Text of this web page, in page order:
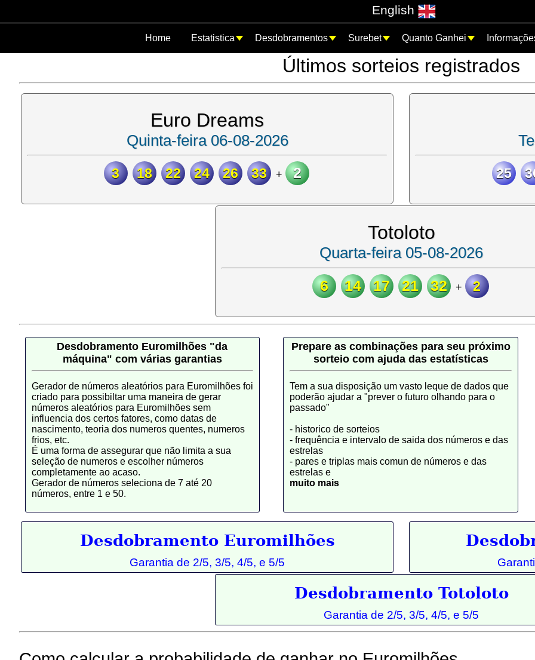
English
Home Estatistica Desdobramentos Surebet Quanto Ganhei
Últimos sorteios registrados
Euro Dreams
Quinta-feira 06-08-2026
3 18 22 24 26 33 + 2 25
Totoloto
Quarta-feira 05-08-2026
6 14 17 21 32 + 2
Desdobramento Euromilhões "da
máquina" com várias garantias
Gerador de números aleatórios para Euromilhões foi
criado para possibiltar uma maneira de gerar
números aleatórios para Euromilhões sem
influencia dos certos fatores, como datas de
nascimento, teoria dos numeros quentes, numeros
frios, etc.
É uma forma de assegurar que não limita a sua
seleção de numeros e escolher números
completamente ao acaso.
Gerador de números seleciona de 7 até 20
números, entre 1 e 50.
Prepare as combinações para seu próximo
sorteio com ajuda das estatísticas
Tem a sua disposição um vasto leque de dados que
poderão ajudar a "prever o futuro olhando para o
passado"
- historico de sorteios
- frequência e intervalo de saida dos números e das
estrelas
- pares e triplas mais comun de números e das
estrelas e
muito mais
Desdobramento Euromilhões
Garantia de 2/5, 3/5, 4/5, e 5/5
Desdobramento Totoloto
Garantia de 2/5, 3/5, 4/5, e 5/5